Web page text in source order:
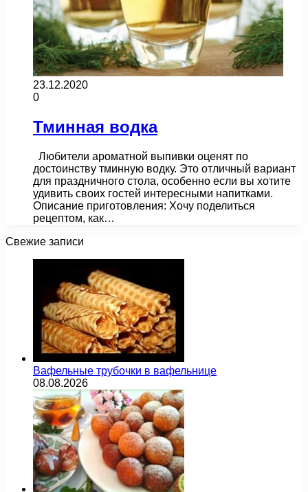
23.12.2020
0
Тминная водка
Любители ароматной выпивки оценят по
достоинству тминную водку. Это отличный вариант
для праздничного стола, особенно если вы хотите
удивить своих гостей интересными напитками.
Описание приготовления: Хочу поделиться
рецептом, как…
Свежие записи
Вафельные трубочки в вафельнице
08.08.2026